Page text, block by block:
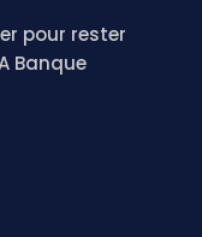
pour rester
Banque